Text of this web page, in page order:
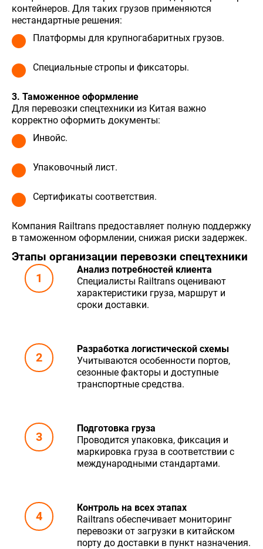
контейнеров. Для таких грузов применяются
нестандартные решения:
Платформы для крупногабаритных грузов.
Специальные стропы и фиксаторы.
3. Таможенное оформление
Для перевозки спецтехники из Китая важно
корректно оформить документы:
Инвойс.
Упаковочный лист.
Сертификаты соответствия.
Компания Railtrans предоставляет полную поддержку
в таможенном оформлении, снижая риски задержек.
Этапы организации перевозки спецтехники
Анализ потребностей клиента
Специалисты Railtrans оценивают
характеристики груза, маршрут и
сроки доставки.
Разработка логистической схемы
Учитываются особенности портов,
сезонные факторы и доступные
транспортные средства.
Подготовка груза
Проводится упаковка, фиксация и
маркировка груза в соответствии с
международными стандартами.
Контроль на всех этапах
Railtrans обеспечивает мониторинг
перевозки от загрузки в китайском
порту до доставки в пункт назначения.